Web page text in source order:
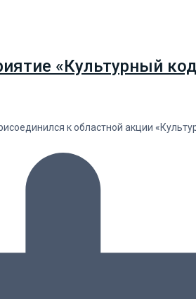
«Культурный
к областной акции